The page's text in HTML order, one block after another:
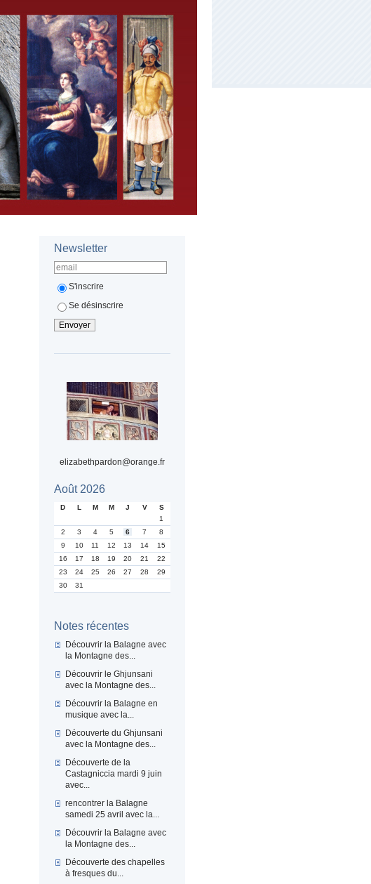
Newsletter
S'inscrire
Se désinscrire
elizabethpardon@orange.fr
Août 2026
D L M M J V
S
1
2
3 4 5 6 7
8
9
10 11 12 13 14
15
16
17 18 19 20 21
22
23
24 25 26 27 28
29
30
31
Notes récentes
Découvrir la Balagne avec
la Montagne des...
Découvrir le Ghjunsani
avec la Montagne des...
Découvrir la Balagne en
musique avec la...
Découverte du Ghjunsani
avec la Montagne des...
Découverte de la
Castagniccia mardi 9 juin
avec...
rencontrer la Balagne
samedi 25 avril avec la...
Découvrir la Balagne avec
la Montagne des...
Découverte des chapelles
à fresques du...